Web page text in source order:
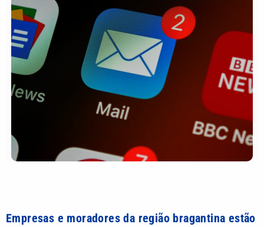
Empresas e moradores da região bragantina estão